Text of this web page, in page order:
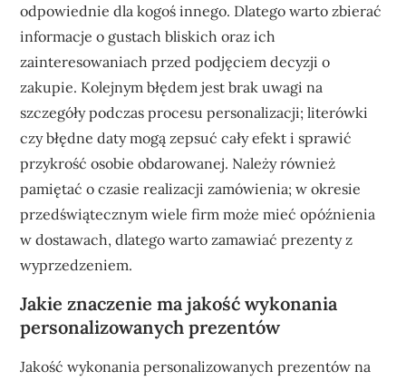
odpowiednie dla kogoś innego. Dlatego warto zbierać
informacje o gustach bliskich oraz ich
zainteresowaniach przed podjęciem decyzji o
zakupie. Kolejnym błędem jest brak uwagi na
szczegóły podczas procesu personalizacji; literówki
czy błędne daty mogą zepsuć cały efekt i sprawić
przykrość osobie obdarowanej. Należy również
pamiętać o czasie realizacji zamówienia; w okresie
przedświątecznym wiele firm może mieć opóźnienia
w dostawach, dlatego warto zamawiać prezenty z
wyprzedzeniem.
Jakie znaczenie ma jakość wykonania
personalizowanych prezentów
Jakość wykonania personalizowanych prezentów na